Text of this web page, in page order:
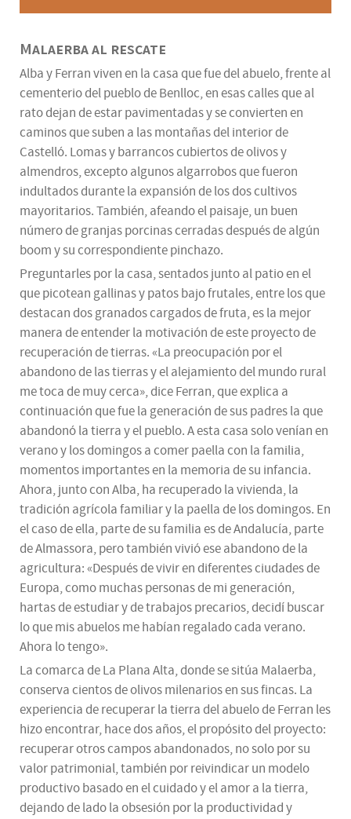
Malaerba al rescate
Alba y Ferran viven en la casa que fue del abuelo, frente al
cementerio del pueblo de Benlloc, en esas calles que al
rato dejan de estar pavimentadas y se convierten en
caminos que suben a las montañas del interior de
Castelló. Lomas y barrancos cubiertos de olivos y
almendros, excepto algunos algarrobos que fueron
indultados durante la expansión de los dos cultivos
mayoritarios. También, afeando el paisaje, un buen
número de granjas porcinas cerradas después de algún
boom y su correspondiente pinchazo.
Preguntarles por la casa, sentados junto al patio en el
que picotean gallinas y patos bajo frutales, entre los que
destacan dos granados cargados de fruta, es la mejor
manera de entender la motivación de este proyecto de
recuperación de tierras. «La preocupación por el
abandono de las tierras y el alejamiento del mundo rural
me toca de muy cerca», dice Ferran, que explica a
continuación que fue la generación de sus padres la que
abandonó la tierra y el pueblo. A esta casa solo venían en
verano y los domingos a comer paella con la familia,
momentos importantes en la memoria de su infancia.
Ahora, junto con Alba, ha recuperado la vivienda, la
tradición agrícola familiar y la paella de los domingos. En
el caso de ella, parte de su familia es de Andalucía, parte
de Almassora, pero también vivió ese abandono de la
agricultura: «Después de vivir en diferentes ciudades de
Europa, como muchas personas de mi generación,
hartas de estudiar y de trabajos precarios, decidí buscar
lo que mis abuelos me habían regalado cada verano.
Ahora lo tengo».
La comarca de La Plana Alta, donde se sitúa Malaerba,
conserva cientos de olivos milenarios en sus fincas. La
experiencia de recuperar la tierra del abuelo de Ferran les
hizo encontrar, hace dos años, el propósito del proyecto:
recuperar otros campos abandonados, no solo por su
valor patrimonial, también por reivindicar un modelo
productivo basado en el cuidado y el amor a la tierra,
dejando de lado la obsesión por la productividad y